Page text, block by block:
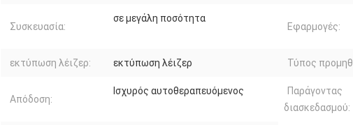
Συσκευασία:
σε μεγάλη ποσότητα
Εφαρμογές:
εκτύπωση λέιζερ: εκτύπωση λέιζερ Τύπος
Απόδοση:
Ισχυρός αυτοθεραπευόμενος
Παράγοντας
διασκεδασμού: